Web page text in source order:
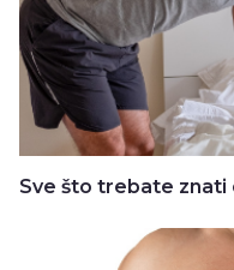
Sve što trebate znati